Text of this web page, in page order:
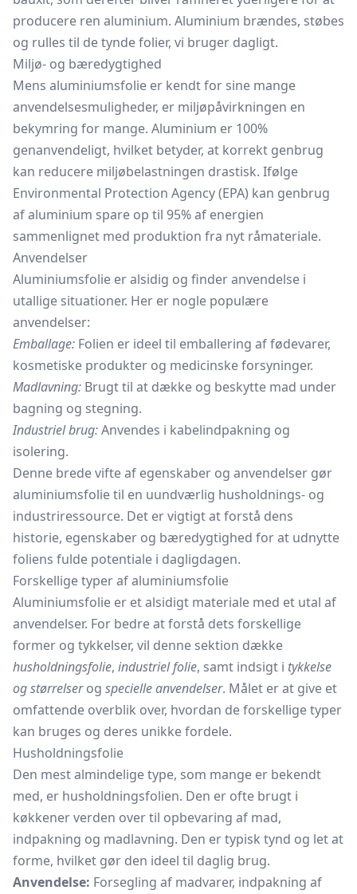
producere ren aluminium. Aluminium brændes, støbes
og rulles til de tynde folier, vi bruger dagligt.
Miljø- og bæredygtighed
Mens aluminiumsfolie er kendt for sine mange
anvendelsesmuligheder, er miljøpåvirkningen en
bekymring for mange. Aluminium er 100%
genanvendeligt, hvilket betyder, at korrekt genbrug
kan reducere miljøbelastningen drastisk. Ifølge
Environmental Protection Agency (EPA) kan genbrug
af aluminium spare op til 95% af energien
sammenlignet med produktion fra nyt råmateriale.
Anvendelser
Aluminiumsfolie er alsidig og finder anvendelse i
utallige situationer. Her er nogle populære
anvendelser:
Emballage: Folien er ideel til emballering af fødevarer,
kosmetiske produkter og medicinske forsyninger.
Madlavning: Brugt til at dække og beskytte mad under
bagning og stegning.
Industriel brug:Anvendes i kabelindpakning og
isolering.
Denne brede vifte af egenskaber og anvendelser gør
aluminiumsfolie til en uundværlig husholdnings- og
industriressource. Det er vigtigt at forstå dens
historie, egenskaber og bæredygtighed for at udnytte
foliens fulde potentiale i dagligdagen.
Forskellige typer af aluminiumsfolie
Aluminiumsfolie er et alsidigt materiale med et utal af
anvendelser. For bedre at forstå dets forskellige
former og tykkelser, vil denne sektion dække
husholdningsfolie, industriel folie, samt indsigt i tykkelse
og størrelserog specielle anvendelser. Målet er at give et
omfattende overblik over, hvordan de forskellige typer
kan bruges og deres unikke fordele.
Husholdningsfolie
Den mest almindelige type, som mange er bekendt
med, er husholdningsfolien. Den er ofte brugt i
køkkener verden over til opbevaring af mad,
indpakning og madlavning. Den er typisk tynd og let at
forme, hvilket gør den ideel til daglig brug.
Anvendelse: Forsegling af madvarer, indpakning af